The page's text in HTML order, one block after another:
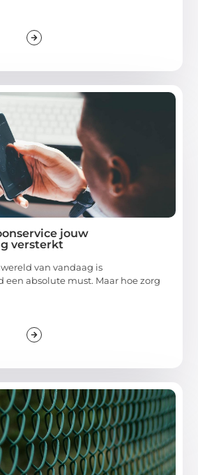
jouw
versterkt
van vandaag is
absolute must. Maar hoe zorg